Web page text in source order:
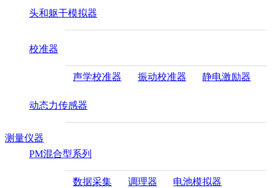
头和躯干模拟器
校准器
声学校准器 振动校准器 静电激励器
动态力传感器
测量仪器
PM混合型系列
数据采集 调理器 电池模拟器